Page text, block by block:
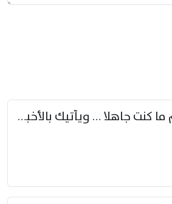
ستبدي لك الأيام ما كنت جاهلا … ويأتيك بالأخبار من لم تزوّد